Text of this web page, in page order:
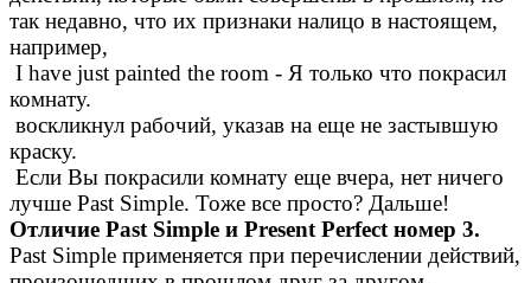
так недавно, что их признаки налицо в настоящем,
например,
I have just painted the room - Я только что покрасил
комнату.
воскликнул рабочий, указав на еще не застывшую
краску.
Если Вы покрасили комнату еще вчера, нет ничего
лучше Past Simple. Тоже все просто? Дальше!
Отличие Past Simple и Present Perfect номер 3.
Past Simple применяется при перечислении действий,